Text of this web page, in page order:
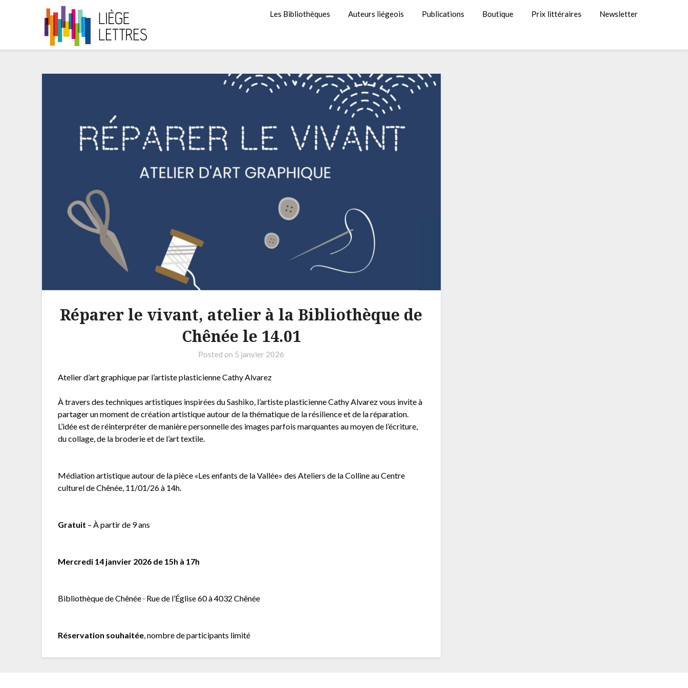
Les Bibliothèques Auteurs liégeois Publications Boutique Prix littéraires Newsletter
Réparer le vivant, atelier à la Bibliothèque de
Chênée le 14.01
Posted on 5 janvier 2026
Atelier d’art graphique par l’artiste plasticienne Cathy Alvarez
À travers des techniques artistiques inspirées du Sashiko, l’artiste plasticienne Cathy Alvarez vous invite à
partager un moment de création artistique autour de la thématique de la résilience et de la réparation.
L’idée est de réinterpréter de manière personnelle des images parfois marquantes au moyen de l’écriture,
du collage, de la broderie et de l’art textile.
Médiation artistique autour de la pièce «Les enfants de la Vallée» des Ateliers de la Colline au Centre
culturel de Chênée, 11/01/26 à 14h.
Gratuit – À partir de 9 ans
Mercredi 14 janvier 2026 de 15h à 17h
Bibliothèque de Chênée ∙ Rue de l’Église 60 à 4032 Chênée
Réservation souhaitée, nombre de participants limité